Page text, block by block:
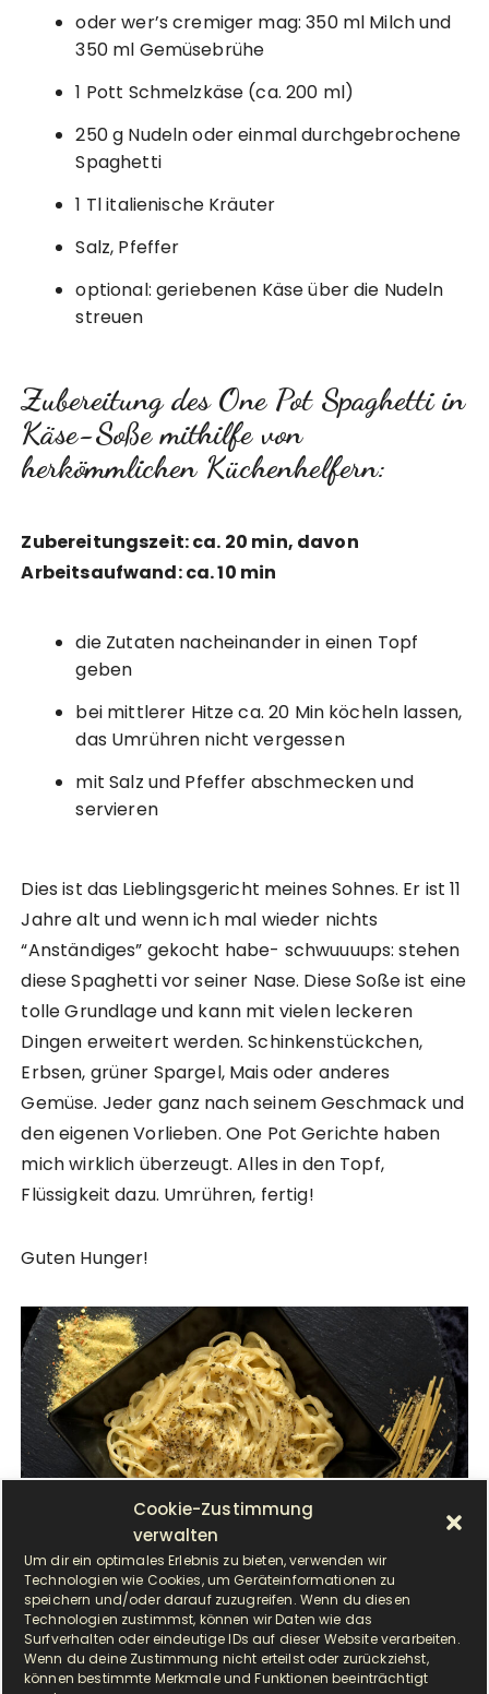
Cookie-Zustimmung
verwalten
Um dir ein optimales Erlebnis zu bieten, verwenden wir
Technologien wie Cookies, um Geräteinformationen zu
speichern und/oder darauf zuzugreifen. Wenn du diesen
Technologien zustimmst, können wir Daten wie das
Surfverhalten oder eindeutige IDs auf dieser Website verarbeiten.
Wenn du deine Zustimmung nicht erteilst oder zurückziehst,
können bestimmte Merkmale und Funktionen beeinträchtigt
oder wer’s cremiger mag: 350 ml Milch und
350 ml Gemüsebrühe
1 Pott Schmelzkäse (ca. 200 ml)
250 g Nudeln oder einmal durchgebrochene
Spaghetti
1 Tl italienische Kräuter
Salz, Pfeffer
optional: geriebenen Käse über die Nudeln
streuen
Zubereitung des One Pot Spaghetti in
Käse-Soße mithilfe von
herkömmlichen Küchenhelfern:
Zubereitungszeit: ca. 20 min, davon
Arbeitsaufwand: ca. 10 min
die Zutaten nacheinander in einen Topf
geben
bei mittlerer Hitze ca. 20 Min köcheln lassen,
das Umrühren nicht vergessen
mit Salz und Pfeffer abschmecken und
servieren
Dies ist das Lieblingsgericht meines Sohnes. Er ist 11
Jahre alt und wenn ich mal wieder nichts
“Anständiges” gekocht habe- schwuuuups: stehen
diese Spaghetti vor seiner Nase. Diese Soße ist eine
tolle Grundlage und kann mit vielen leckeren
Dingen erweitert werden. Schinkenstückchen,
Erbsen, grüner Spargel, Mais oder anderes
Gemüse. Jeder ganz nach seinem Geschmack und
den eigenen Vorlieben. One Pot Gerichte haben
mich wirklich überzeugt. Alles in den Topf,
Flüssigkeit dazu. Umrühren, fertig!
Guten Hunger!